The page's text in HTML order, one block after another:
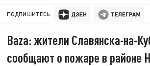
ПОДПИШИТЕСЬ:
Baza: жители Славянска-на-
сообщают о пожаре в районе